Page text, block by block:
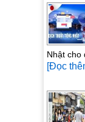
Nhật cho
[Đọc